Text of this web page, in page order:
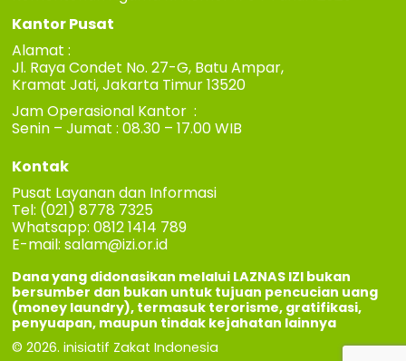
Kantor Pusat
Alamat :
Jl. Raya Condet No. 27-G, Batu Ampar,
Kramat Jati, Jakarta Timur 13520
Jam Operasional Kantor :
Senin – Jumat : 08.30 – 17.00 WIB
Kontak
Pusat Layanan dan Informasi
Tel: (021) 8778 7325
Whatsapp: 0812 1414 789
E-mail:salam@izi.or.id
Dana yang didonasikan melalui LAZNAS IZI bukan
bersumber dan bukan untuk tujuan pencucian uang
(money laundry), termasuk terorisme, gratifikasi,
penyuapan, maupun tindak kejahatan lainnya
© 2026. inisiatif Zakat Indonesia